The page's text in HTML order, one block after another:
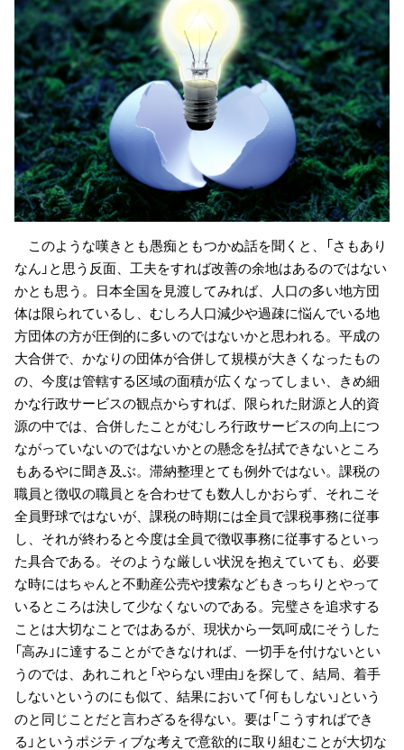
このような嘆きとも愚痴ともつかぬ話を聞くと、「さもあり
なん」と思う反面、工夫をすれば改善の余地はあるのではない
かとも思う。日本全国を見渡してみれば、人口の多い地方団
体は限られているし、むしろ人口減少や過疎に悩んでいる地
方団体の方が圧倒的に多いのではないかと思われる。平成の
大合併で、かなりの団体が合併して規模が大きくなったもの
の、今度は管轄する区域の面積が広くなってしまい、きめ細
かな行政サービスの観点からすれば、限られた財源と人的資
源の中では、合併したことがむしろ行政サービスの向上につ
ながっていないのではないかとの懸念を払拭できないところ
もあるやに聞き及ぶ。滞納整理とても例外ではない。課税の
職員と徴収の職員とを合わせても数人しかおらず、それこそ
全員野球ではないが、課税の時期には全員で課税事務に従事
し、それが終わると今度は全員で徴収事務に従事するといっ
た具合である。そのような厳しい状況を抱えていても、必要
な時にはちゃんと不動産公売や捜索などもきっちりとやって
いるところは決して少なくないのである。完璧さを追求する
ことは大切なことではあるが、現状から一気呵成にそうした
「高み」に達することができなければ、一切手を付けないとい
うのでは、あれこれと「やらない理由」を探して、結局、着手
しないというのにも似て、結果において「何もしない」という
のと同じことだと言わざるを得ない。要は「こうすればでき
る」というポジティブな考えで意欲的に取り組むことが大切な